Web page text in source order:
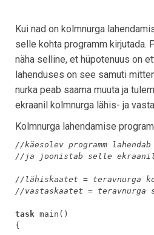
Kui nad on kolmnurga
selle kohta programm kirjutada.
näha selline, et hüpotenuus on
lahenduses on see samuti
nurka peab saama muuta ja
ekraanil kolmnurga lähis- ja
Kolmnurga lahendamise
//käesolev programm lahendab
//ja joonistab selle
//lähiskaatet = teravnurga
//vastaskaatet = teravnurga
task main()
{